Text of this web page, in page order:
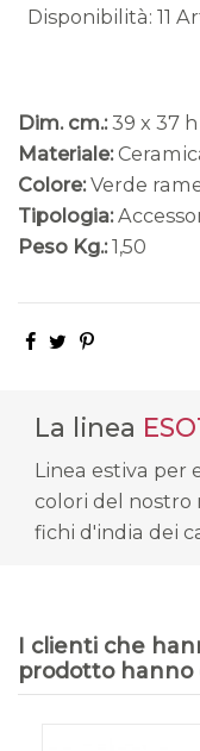
Disponibilità: 11
Dim. cm.: 39 x 37 h
Materiale:
Colore: Verde
Tipologia:
Peso Kg.: 1,50
La linea
Linea estiva per
colori del nostro
fichi d'india dei
I clienti che
prodotto hanno